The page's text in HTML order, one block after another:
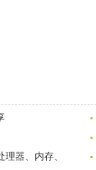
器、内存、